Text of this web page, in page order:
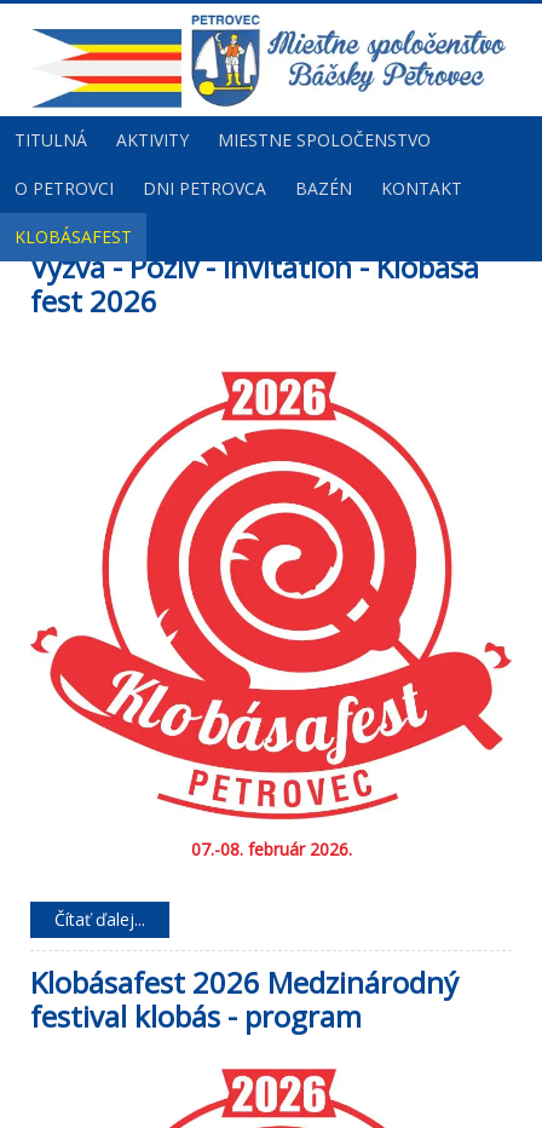
TITULNÁ AKTIVITY MIESTNE SPOLOČENSTVO
O PETROVCI DNI PETROVCA BAZÉN KONTAKT
KLOBÁSAFEST
Výzva - Poziv - Invitation - Klobása
fest 2026
07.-08. február 2026.
Čítať ďalej...
Klobásafest 2026 Medzinárodný
festival klobás - program